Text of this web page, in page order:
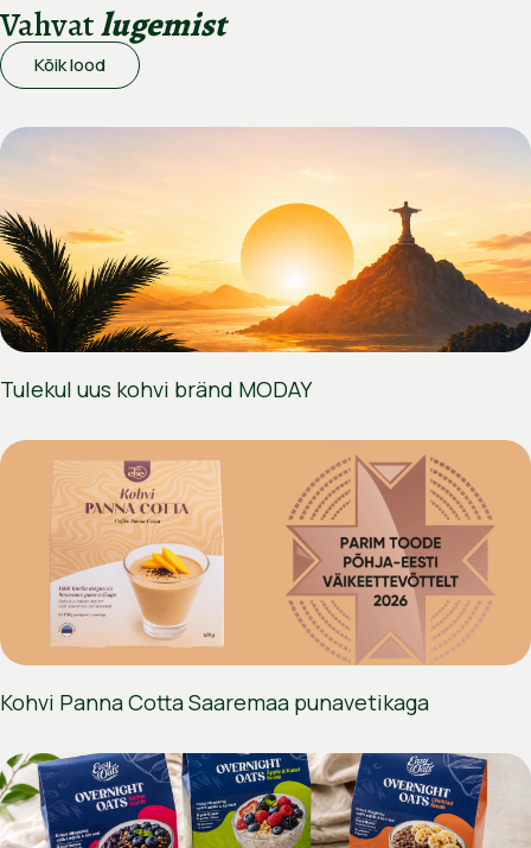
Vahvatlugemist
Kõik lood
Tulekul uus kohvi bränd MODAY
Kohvi Panna Cotta Saaremaa punavetikaga